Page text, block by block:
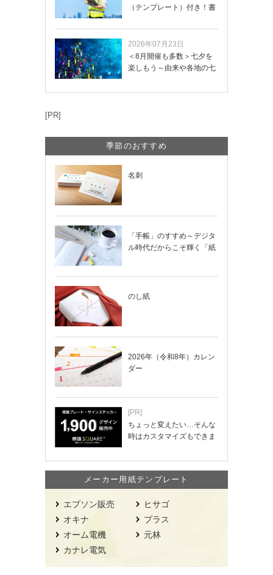
（テンプレート）付き！書
2026年07月23日
＜8月開催も多数＞七夕を
楽しもう～由来や各地の七
[PR]
季節のおすすめ
名刺
「手帳」のすすめ～デジタ
ル時代だからこそ輝く「紙
のし紙
2026年（令和8年）カレン
ダー
[PR]
ちょっと変えたい…そんな
時はカスタマイズもできま
メーカー用紙テンプレート
エプソン販売
オキナ
オーム電機
カナレ電気
ヒサゴ
プラス
元林